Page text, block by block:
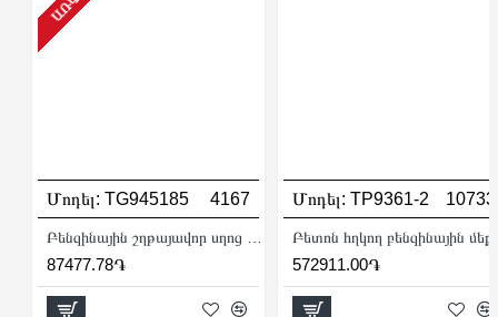
Մոդել: TG945185 4167
Բենզինային շղթայավոր սղոց (Դռուժբա) 1.8 Կվ
87477.78֏
Մոդել: TP9361-2 10733
572911.00֏